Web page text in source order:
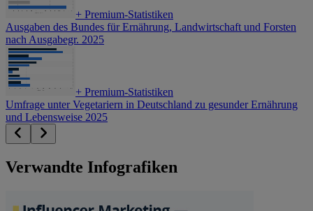
+ Premium-Statistiken
Ausgaben des Bundes für Ernährung, Landwirtschaft und Forsten
nach Ausgabegr. 2025
+ Premium-Statistiken
Umfrage unter Vegetariern in Deutschland zu gesunder Ernährung
und Lebensweise 2025
Verwandte Infografiken